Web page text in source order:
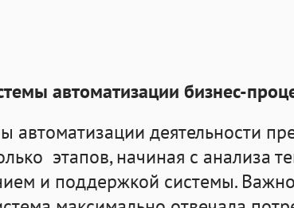
автоматизации бизнес-
автоматизации деятельности
этапов, начиная с анализа
и поддержкой системы.